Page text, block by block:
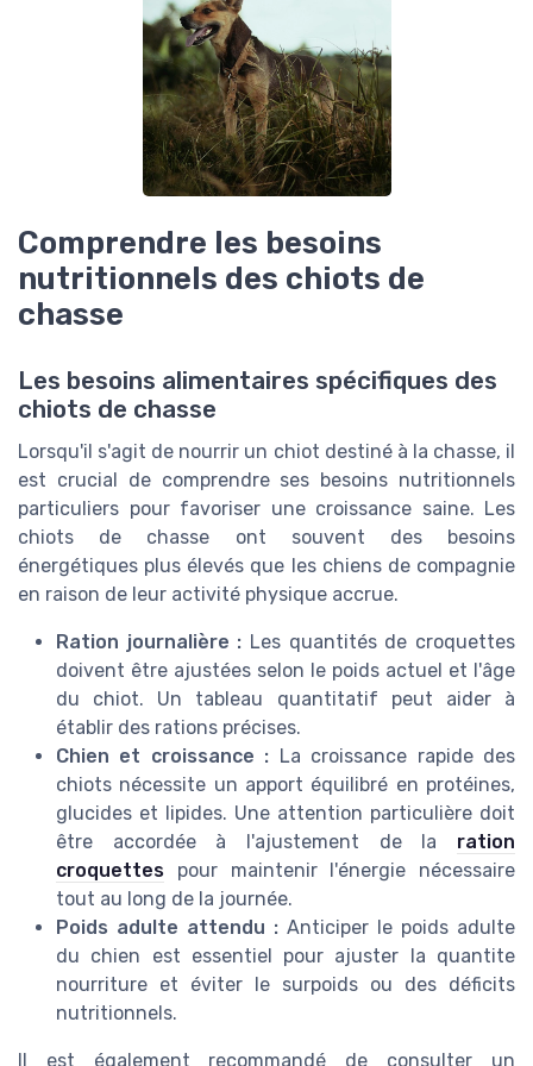
Comprendre les besoins
nutritionnels des chiots de
chasse
Les besoins alimentaires spécifiques des
chiots de chasse
Lorsqu'il s'agit de nourrir un chiot destiné à la chasse, il
est crucial de comprendre ses besoins nutritionnels
particuliers pour favoriser une croissance saine. Les
chiots de chasse ont souvent des besoins
énergétiques plus élevés que les chiens de compagnie
en raison de leur activité physique accrue.
Ration journalière : Les quantités de croquettes
doivent être ajustées selon le poids actuel et l'âge
du chiot. Un tableau quantitatif peut aider à
établir des rations précises.
Chien et croissance : La croissance rapide des
chiots nécessite un apport équilibré en protéines,
glucides et lipides. Une attention particulière doit
être accordée à l'ajustement de la ration
croquettes pour maintenir l'énergie nécessaire
tout au long de la journée.
Poids adulte attendu : Anticiper le poids adulte
du chien est essentiel pour ajuster la quantite
nourriture et éviter le surpoids ou des déficits
nutritionnels.
Il est également recommandé de consulter un